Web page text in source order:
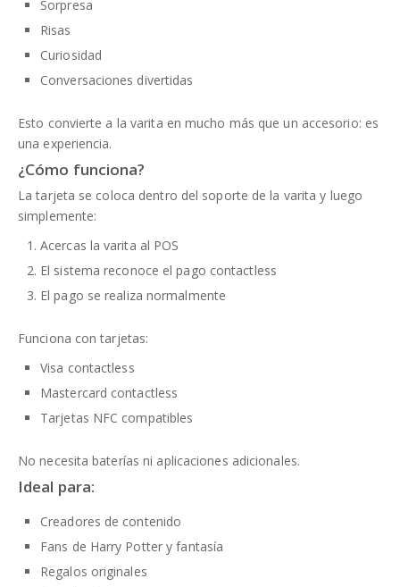
Sorpresa
Risas
Curiosidad
Conversaciones divertidas
Esto convierte a la varita en mucho más que un accesorio: es
una experiencia.
¿Cómo funciona?
La tarjeta se coloca dentro del soporte de la varita y luego
simplemente:
Acercas la varita al POS
El sistema reconoce el pago contactless
El pago se realiza normalmente
Funciona con tarjetas:
Visa contactless
Mastercard contactless
Tarjetas NFC compatibles
No necesita baterías ni aplicaciones adicionales.
Ideal para:
Creadores de contenido
Fans de Harry Potter y fantasía
Regalos originales